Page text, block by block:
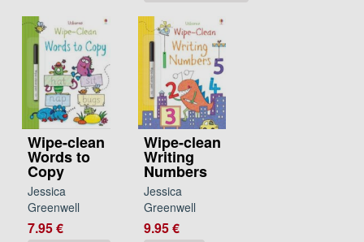
Wipe-clean
Words to
Copy
Jessica
Greenwell
7.95 €
Wipe-clean
Writing
Numbers
Jessica
Greenwell
9.95 €